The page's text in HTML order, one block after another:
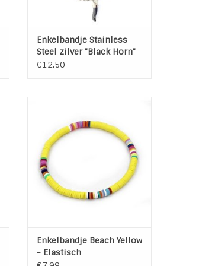
Enkelbandje Stainless
Steel zilver "Black Horn"
€12,50
Kleur: Geel / Multicolor
Materiaal: Rubber / Elastiek
TOEVOEGEN AAN WINKELWAGEN
Enkelbandje Beach Yellow
- Elastisch